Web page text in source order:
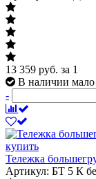
13 359 руб. за 1
В наличии мало
-
Тележка
Артикул: БТ 5 К